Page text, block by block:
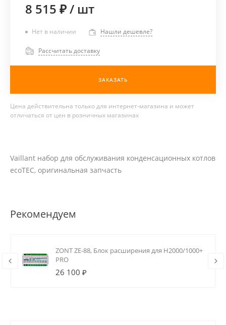
8 515 ₽/ шт
Нет в наличии Нашли дешевле?
Рассчитать доставку
ЗАКАЗАТЬ
Цена действительна только для интернет-магазина и может
отличаться от цен в розничных магазинах
Vaillant набор для обслуживания конденсационных котлов
ecoTEC, оригинальная запчасть
Рекомендуем
ZONT ZE-88, Блок расширения для H2000/1000+
PRO
26 100 ₽